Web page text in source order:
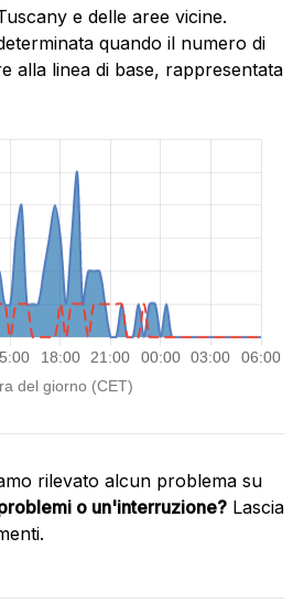
e delle aree vicine.
quando il numero di
alla linea di base, rappresentata
rilevato alcun problema su
o un'interruzione? Lascia